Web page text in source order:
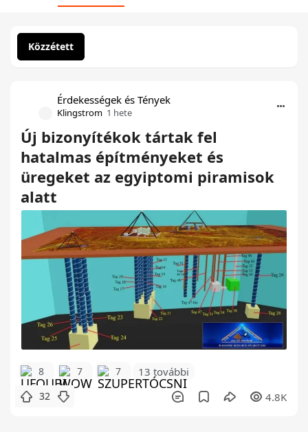
Közzétett
Érdekességek és Tények
Klingstrom 1 hete
Új bizonyítékok tártak fel
hatalmas építményeket és
üregeket az egyiptomi piramisok
alatt
8 7 7 13 további
32 4.8K